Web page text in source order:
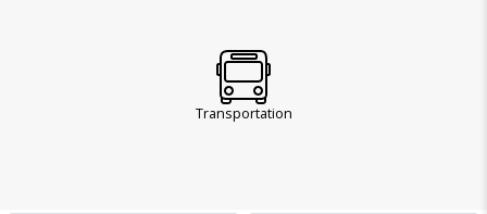
Transportation